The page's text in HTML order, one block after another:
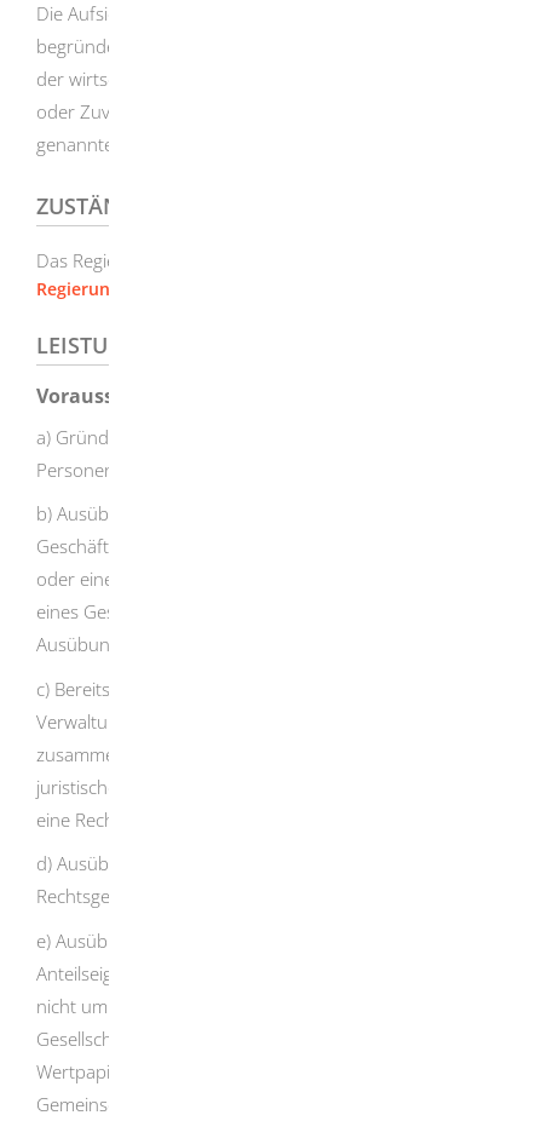
Die Aufsichtsbehörde kann Verpflichteten, bei denen
begründete Tatsachen die Annahme rechtfertigen, dass
der wirtschaftlich Berechtigte die erforderliche Eignung
oder Zuverlässigkeit nicht besitzt, die Ausübung der oben
genannten Dienstleistungen untersagen.
ZUSTÄNDIGE STELLE
Das Regierungspräsidium in dessen Bezirk Sie wohnen.
Regierungspräsidium Stuttgart
LEISTUNGSDETAILS
Voraussetzungen
a) Gründung einer juristischen Person oder
Personengesellschaft,
b) Ausübung der Leitungs- oder
Geschäftsführungsfunktion einer juristischen Person
oder einer Personengesellschaft, Ausübung der Funktion
eines Gesellschafters einer Personengesellschaft oder
Ausübung einer vergleichbaren Funktion,
c) Bereitstellung eines Sitzes, einer Geschäfts-,
Verwaltungs- oder Postadresse und anderer damit
zusammenhängender Dienstleistungen für eine
juristische Person, für eine Personengesellschaft oder für
eine Rechtsgestaltung nach 3 Absatz 3 GwG,
d) Ausübung der Funktion eines Treuhänders für eine
Rechtsgestaltung nach § 3 Absatz 3 GwG,
e) Ausübung der Funktion eines nominellen
Anteilseigners für eine andere Person, bei der es sich
nicht um eine auf einem organisierten Markt notierte
Gesellschaft nach § 2 Absatz 11 des
Wertpapierhandelsgesetzes handelt, die den dem
Gemeinschaftsrecht entsprechenden